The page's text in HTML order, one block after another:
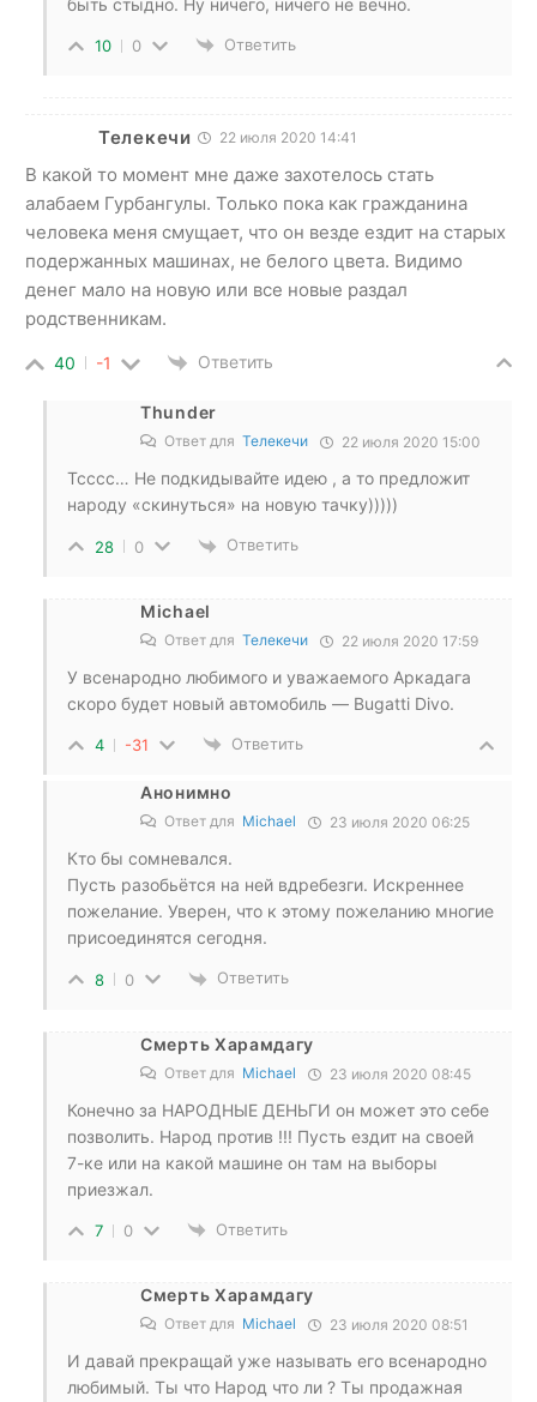
10 0 Ответить
Телекечи 22 июля 2020 14:41
В какой то момент мне даже захотелось стать
алабаем Гурбангулы. Только пока как гражданина
человека меня смущает, что он везде ездит на старых
подержанных машинах, не белого цвета. Видимо
денег мало на новую или все новые раздал
родственникам.
40 -1 Ответить
Thunder
Ответ для Телекечи 22 июля 2020 15:00
Тсссс… Не подкидывайте идею , а то предложит
народу «скинуться» на новую тачку)))))
28 0 Ответить
Michael
Ответ для Телекечи 22 июля 2020 17:59
У всенародно любимого и уважаемого Аркадага
скоро будет новый автомобиль — Bugatti Divo.
4 -31 Ответить
Анонимно
Ответ для Michael 23 июля 2020 06:25
Кто бы сомневался.
Пусть разобьётся на ней вдребезги. Искреннее
пожелание. Уверен, что к этому пожеланию многие
присоединятся сегодня.
8 0 Ответить
Смерть Харамдагу
Ответ для Michael 23 июля 2020 08:45
Конечно за НАРОДНЫЕ ДЕНЬГИ он может это себе
позволить. Народ против !!! Пусть ездит на своей
7-ке или на какой машине он там на выборы
приезжал.
7 0 Ответить
Смерть Харамдагу
Ответ для Michael 23 июля 2020 08:51
И давай прекращай уже называть его всенародно
любимый. Ты что Народ что ли ? Ты продажная